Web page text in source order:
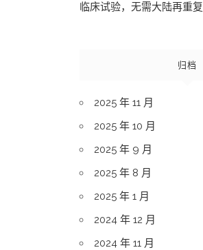
临床试验，无需大陆再重复
归档
2025 年 11 月
2025 年 10 月
2025 年 9 月
2025 年 8 月
2025 年 1 月
2024 年 12 月
2024 年 11 月